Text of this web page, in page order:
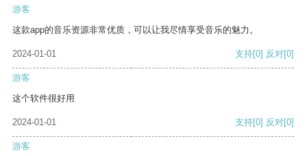
游客
这款app的音乐资源非常优质，可以让我尽情享受音乐的魅力。
2024-01-01 支持[0] 反对[0]
游客
这个软件很好用
2024-01-01 支持[0] 反对[0]
游客